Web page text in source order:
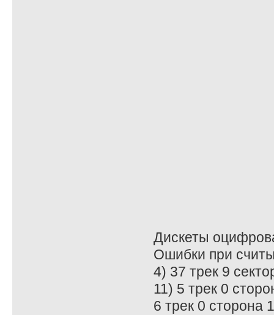
Дискеты
Ошибки при
4) 37 трек 9
11) 5 трек 0
6 трек 0 сторона